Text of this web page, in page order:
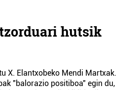
hutsik
X. Elantxobeko Mendi Martxak.
"balorazio positiboa" egin du,